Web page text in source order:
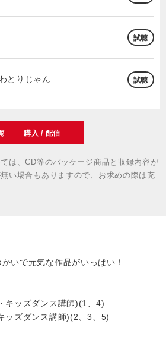
試聴
とりじゃん 試聴
購入 / 配信
は、CD等のパッケージ商品と収録内容が
い場合もありますので、お求めの際は充
いで元気な作品がいっぱい！
キッズダンス講師)(1、4)
ッズダンス講師)(2、3、5)